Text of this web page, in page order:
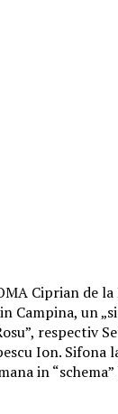
Ciprian de la
Campina, un
respectiv
Ion. Sifona
in